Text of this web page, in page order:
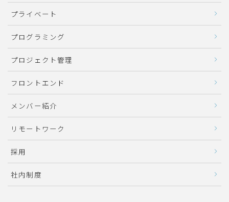
プライベート
プログラミング
プロジェクト管理
フロントエンド
メンバー紹介
リモートワーク
採用
社内制度